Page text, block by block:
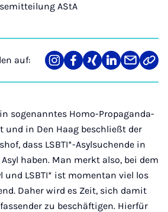
AStA
auf:
Teilen
auf
Teilen
auf
Teilen
auf
Teilen
auf
Teilen
über
Mail
Link
sogenanntes Homo-Propaganda-
und in Den Haag beschließt der
dass LSBTI*-Asylsuchende in
haben. Man merkt also, bei dem
und LSBTI* ist momentan viel los
Daher wird es Zeit, sich damit
zu beschäftigen. Hierfür